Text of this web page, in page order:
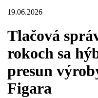
19.06.2026
Tlačová
rokoch sa
presun
Figara